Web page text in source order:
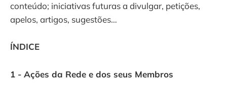
conteúdo; iniciativas futuras a divulgar, petições,
apelos, artigos, sugestões…
ÍNDICE
1 - Ações da Rede e dos seus Membros